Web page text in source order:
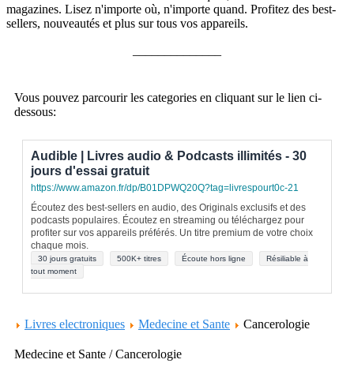
magazines. Lisez n'importe où, n'importe quand. Profitez des best-
sellers, nouveautés et plus sur tous vos appareils.
Vous pouvez parcourir les categories en cliquant sur le lien ci-
dessous:
Audible | Livres audio & Podcasts illimités - 30
jours d'essai gratuit
https://www.amazon.fr/dp/B01DPWQ20Q?tag=livrespourt0c-21
Écoutez des best-sellers en audio, des Originals exclusifs et des
podcasts populaires. Écoutez en streaming ou téléchargez pour
profiter sur vos appareils préférés. Un titre premium de votre choix
chaque mois.
30 jours gratuits 500K+ titres Écoute hors ligne
Résiliable à
tout moment
Livres electroniques Medecine et Sante Cancerologie
Medecine et Sante / Cancerologie